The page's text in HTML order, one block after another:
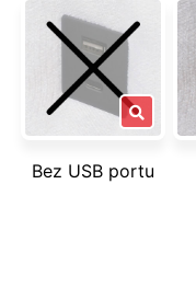
Bez USB portu